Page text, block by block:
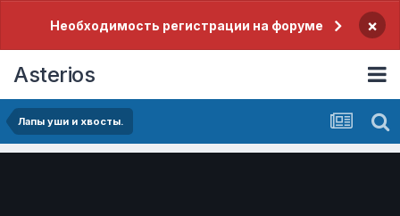
Необходимость регистрации на форуме ×
Asterios
Лапы уши и хвосты.